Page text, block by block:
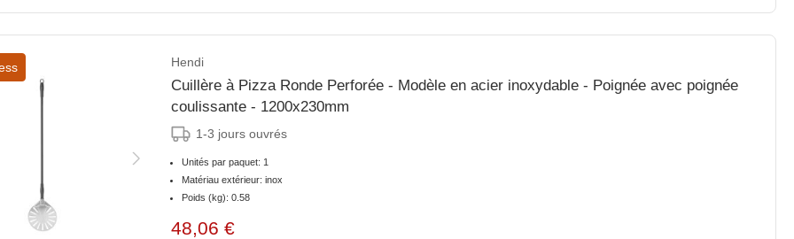
Hendi
Cuillère à Pizza Ronde Perforée - Modèle en acier inoxydable - Poignée avec poignée
coulissante - 1200x230mm
1-3 jours ouvrés
Unités par paquet: 1
Matériau extérieur: inox
Poids (kg): 0.58
48,06 €